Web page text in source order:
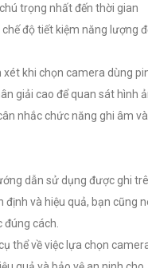
trọng nhất đến thời gian
độ tiết kiệm năng lượng
khi chọn camera dùng
giải cao để quan sát hình
nhắc chức năng ghi âm và
dẫn sử dụng được ghi
và hiệu quả, bạn cũng
cách.
thể về việc lựa chọn